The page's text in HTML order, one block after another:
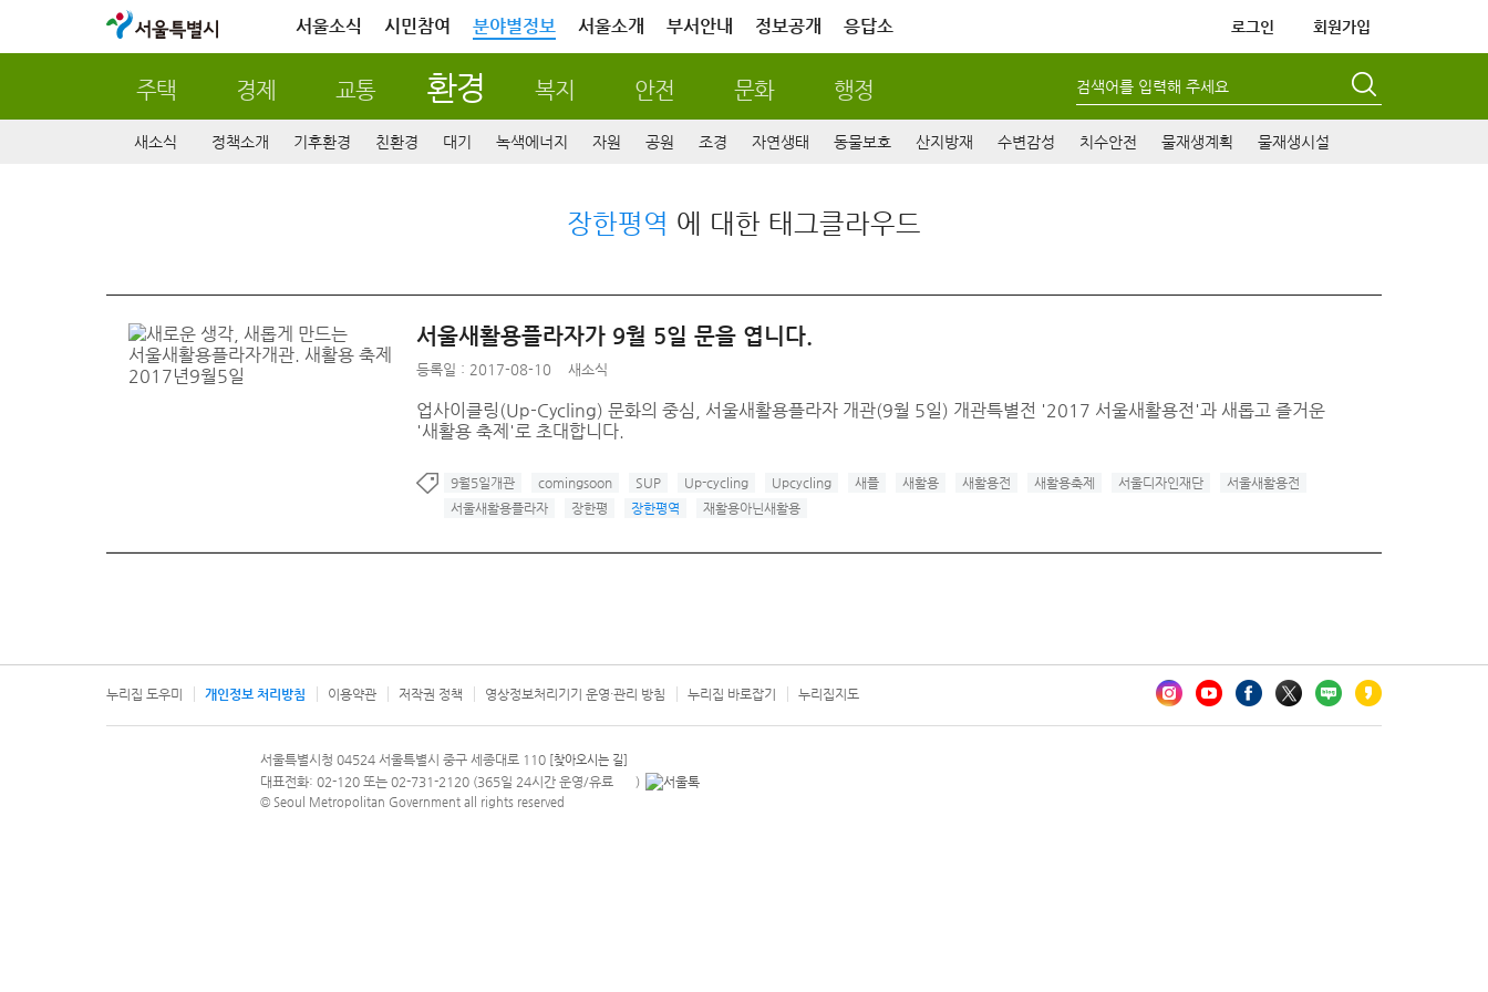
서울특별시 서울소식 시민참여 분야별정보 서울소개 부서안내 정보공개 응답소 로그인 회원가입
주택 경제 교통 환경 복지 안전 문화 행정 검색어를 입력해 주세요
새소식 정책소개 기후환경 친환경 대기 녹색에너지 자원 공원 조경 자연생태 동물보호 산지방재 수변감성 치수안전 물재생계획 물재생시설
장한평역 에 대한 태그클라우드
서울새활용플라자가 9월 5일 문을 엽니다.
등록일 : 2017-08-10 새소식
업사이클링(Up-Cycling) 문화의 중심, 서울새활용플라자 개관(9월 5일) 개관특별전 '2017 서울새활용전'과 새롭고 즐거운
'새활용 축제'로 초대합니다.
9월5일개관 comingsoon SUP Up-cycling Upcycling 새플 새활용 새활용전 새활용축제 서울디자인재단
서울새활용전
서울새활용플라자
장한평 장한평역 재활용아닌새활용
누리집 도우미 개인정보 처리방침 이용약관 저작권 정책 영상정보처리기기 운영·관리 방침 누리집 바로잡기 누리집지도
문의 전화번호 120, 120 다산콜재단
서울특별시청 04524 서울특별시 중구 세종대로 110 [찾아오시는 길]
대표전화: 02-120 또는 02-731-2120 (365일 24시간 운영/유료 안내팝업 열기
)
© Seoul Metropolitan Government all rights reserved